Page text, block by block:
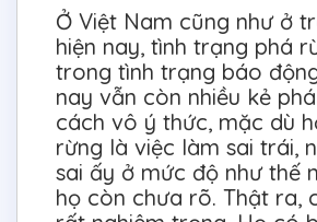
Ở Việt Nam cũng như ở
hiện nay, tình trạng phá
trong tình trạng báo
nay vẫn còn nhiều kẻ
cách vô ý thức, mặc dù
rừng là việc làm sai trái,
sai ấy ở mức độ như thế
họ còn chưa rõ. Thật ra,